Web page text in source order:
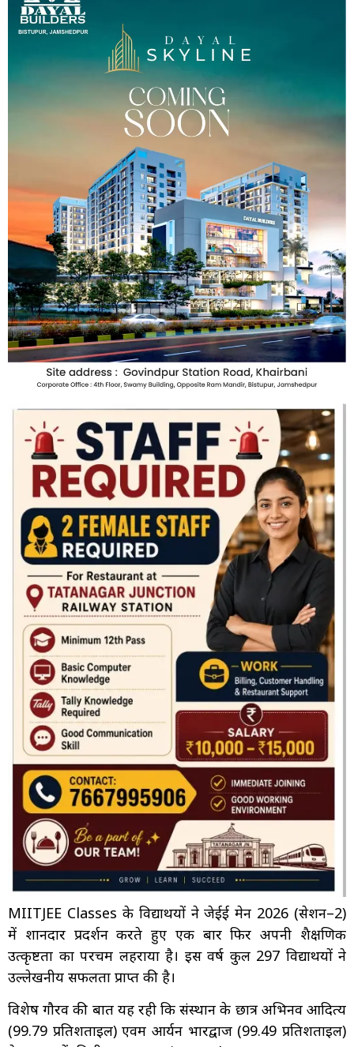
MIITJEE Classes के विद्यार्थियों ने जेईई मेन 2026 (सेशन–2)
में शानदार प्रदर्शन करते हुए एक बार फिर अपनी शैक्षणिक
उत्कृष्टता का परचम लहराया है। इस वर्ष कुल 297 विद्यार्थियों ने
उल्लेखनीय सफलता प्राप्त की है।
विशेष गौरव की बात यह रही कि संस्थान के छात्र अभिनव आदित्य
(99.79 प्रतिशताइल) एवम आर्यन भारद्वाज (99.49 प्रतिशताइल)